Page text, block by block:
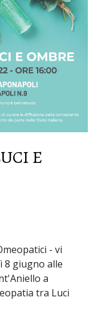
E
- vi
8 giugno alle
a
tra Luci